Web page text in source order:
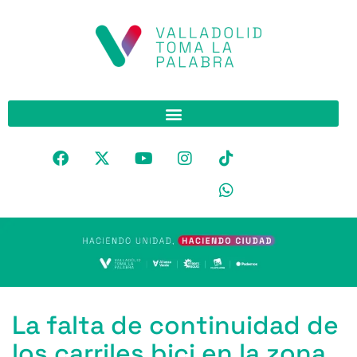
La falta de continuidad de